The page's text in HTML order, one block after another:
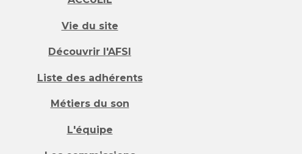
Vie du site
Découvrir l'AFSI
Liste des adhérents
Métiers du son
L'équipe